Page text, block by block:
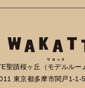
聖蹟桜ヶ丘（モデルルー
東京都多摩市関戸1-1-